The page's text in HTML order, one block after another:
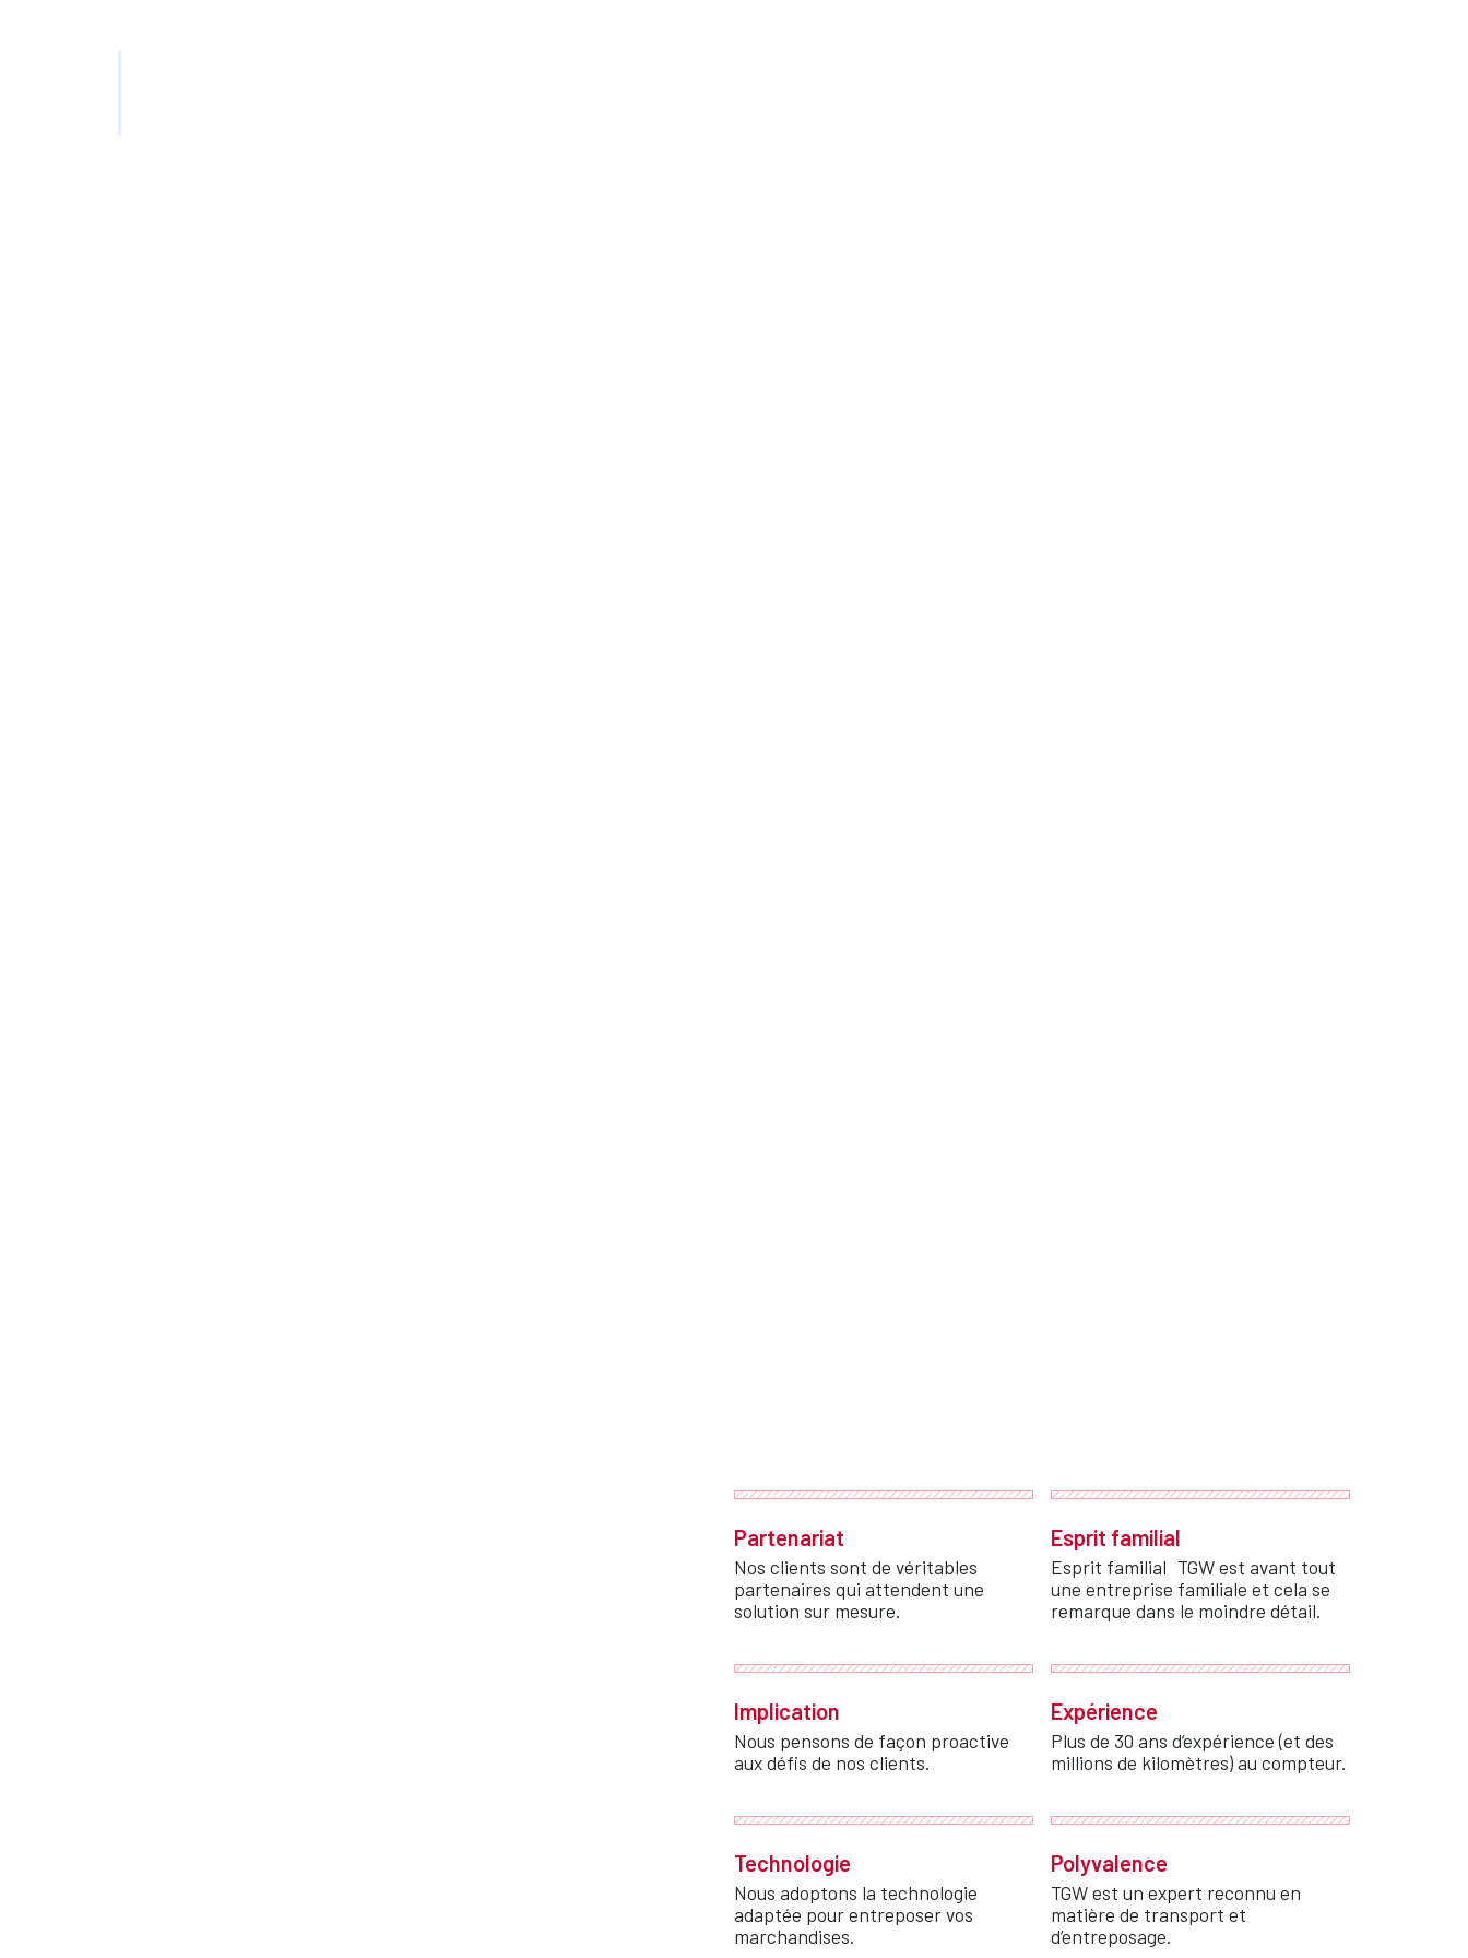
Partenariat
Nos clients sont de véritables
partenaires qui attendent une
solution sur mesure.
Esprit familial
Esprit familial TGW est avant tout
une entreprise familiale et cela se
remarque dans le moindre détail.
Implication
Nous pensons de façon proactive
aux défis de nos clients.
Expérience
Plus de 30 ans d’expérience (et des
millions de kilomètres) au compteur.
Technologie
Nous adoptons la technologie
adaptée pour entreposer vos
marchandises.
Polyvalence
TGW est un expert reconnu en
matière de transport et
d’entreposage.